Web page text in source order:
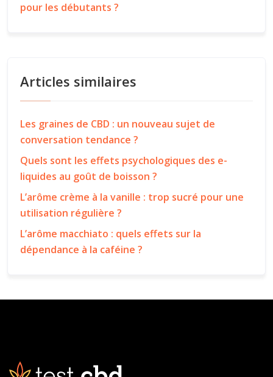
pour les débutants ?
Articles similaires
Les graines de CBD : un nouveau sujet de
conversation tendance ?
Quels sont les effets psychologiques des e-
liquides au goût de boisson ?
L’arôme crème à la vanille : trop sucré pour une
utilisation régulière ?
L’arôme macchiato : quels effets sur la
dépendance à la caféine ?